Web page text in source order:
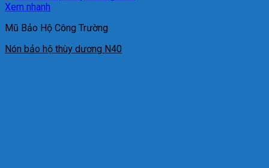
Xem nhanh
Mũ Bảo Hộ Công Trường
Nón bảo hộ thùy dương N40